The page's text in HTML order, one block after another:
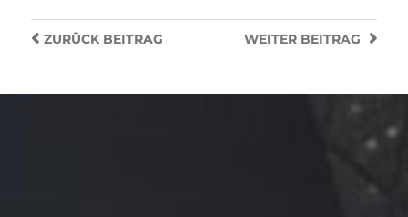
WEITER BEITRAG
ZURÜCKBEITRAG